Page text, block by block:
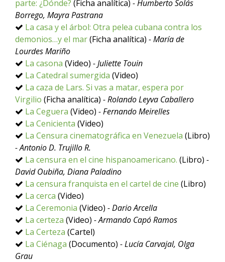
parte: ¿Dónde? (Ficha analítica) - Humberto Solás
Borrego, Mayra Pastrana
La casa y el árbol: Otra pelea cubana contra los
demonios…y el mar(Ficha analítica) - María de
Lourdes Mariño
La casona (Video) - Juliette Touin
La Catedral sumergida (Video)
La caza de Lars. Si vas a matar, espera por
Virgilio (Ficha analítica) - Rolando Leyva Caballero
La Ceguera (Video) - Fernando Meirelles
La Cenicienta (Video)
La Censura cinematográfica en Venezuela (Libro)
- Antonio D. Trujillo R.
La censura en el cine hispanoamericano. (Libro) -
David Oubiña, Diana Paladino
La censura franquista en el cartel de cine (Libro)
La cerca (Video)
La Ceremonia (Video) - Dario Arcella
La certeza (Video) - Armando Capó Ramos
La Certeza (Cartel)
La Ciénaga (Documento) - Lucía Carvajal, Olga
Grau